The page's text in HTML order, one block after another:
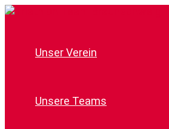
Zum
Unser Verein
Unsere Teams